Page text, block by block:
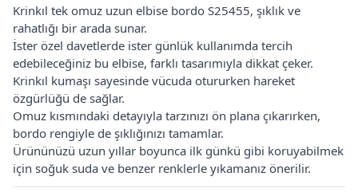
Krinkıl tek omuz uzun elbise bordo S25455, şıklık ve
rahatlığı bir arada sunar.
İster özel davetlerde ister günlük kullanımda tercih
edebileceğiniz bu elbise, farklı tasarımıyla dikkat çeker.
Krinkıl kumaşı sayesinde vücuda otururken hareket
özgürlüğü de sağlar.
Omuz kısmındaki detayıyla tarzınızı ön plana çıkarırken,
bordo rengiyle de şıklığınızı tamamlar.
Ürününüzü uzun yıllar boyunca ilk günkü gibi koruyabilmek
için soğuk suda ve benzer renklerle yıkamanız önerilir.